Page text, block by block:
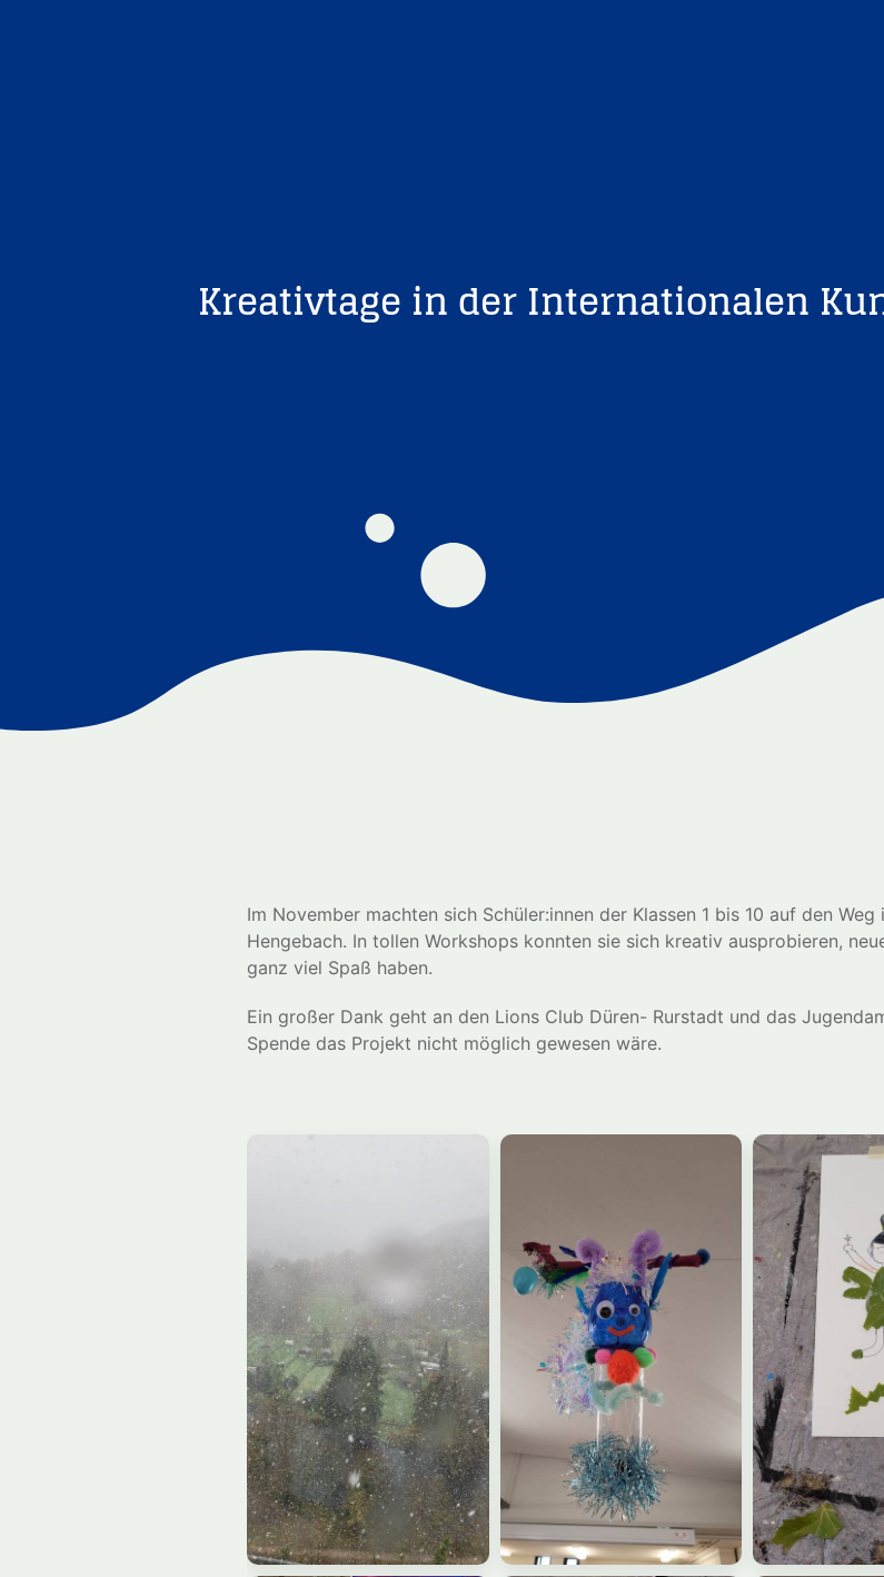
Kreativtage in der Internationalen
Im November machten sich Schüler:innen der Klassen 1 bis 10 auf den
Hengebach. In tollen Workshops konnten sie sich kreativ ausprobieren,
ganz viel Spaß haben.
Ein großer Dank geht an den Lions Club Düren- Rurstadt und das
Spende das Projekt nicht möglich gewesen wäre.